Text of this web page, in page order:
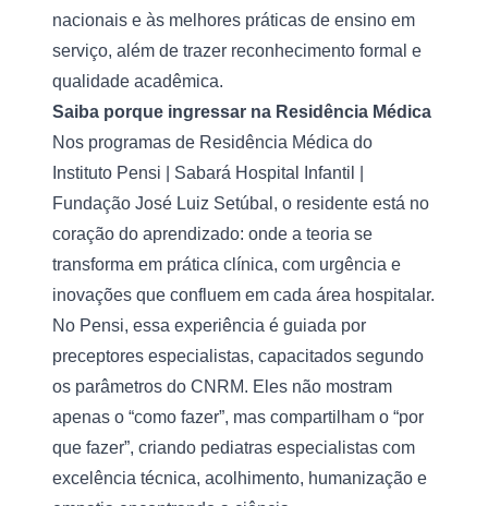
nacionais e às melhores práticas de ensino em
serviço, além de trazer reconhecimento formal e
qualidade acadêmica.
Saiba porque ingressar na Residência Médica
Nos programas de Residência Médica do
Instituto Pensi | Sabará Hospital Infantil |
Fundação José Luiz Setúbal, o residente está no
coração do aprendizado: onde a teoria se
transforma em prática clínica, com urgência e
inovações que confluem em cada área hospitalar.
No Pensi, essa experiência é guiada por
preceptores especialistas, capacitados segundo
os parâmetros do CNRM. Eles não mostram
apenas o “como fazer”, mas compartilham o “por
que fazer”, criando pediatras especialistas com
excelência técnica, acolhimento, humanização e